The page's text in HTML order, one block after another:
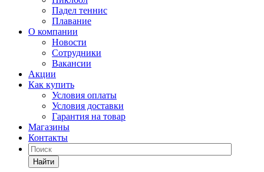
Падел теннис
Плавание
О компании
Новости
Сотрудники
Вакансии
Акции
Как купить
Условия оплаты
Условия доставки
Гарантия на товар
Магазины
Контакты
Найти